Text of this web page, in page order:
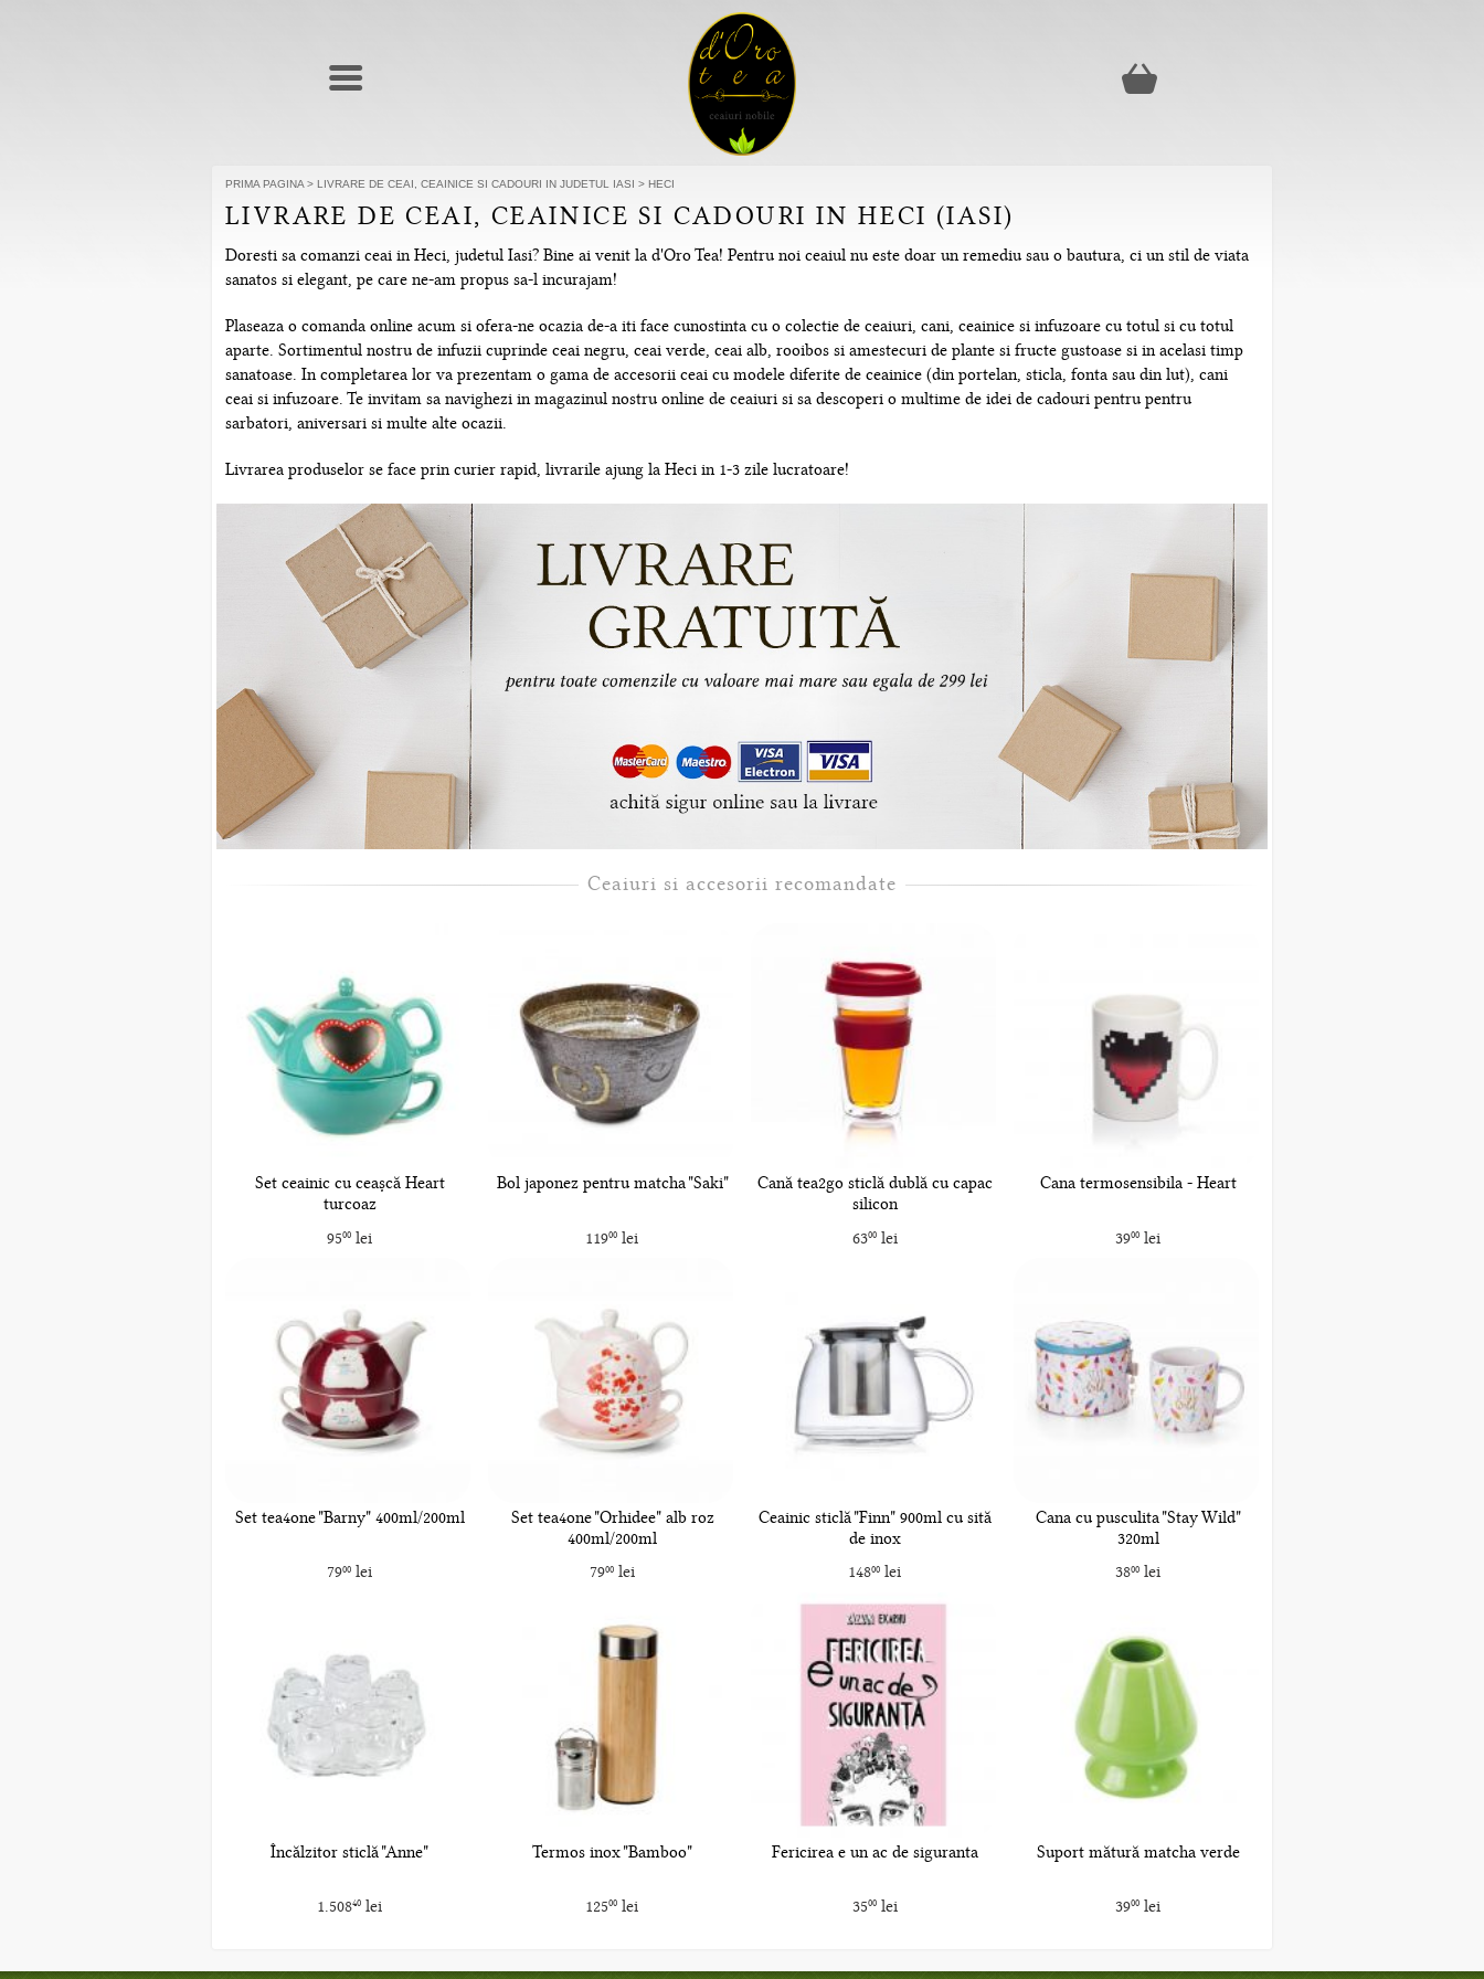
PRIMA PAGINA > LIVRARE DE CEAI, CEAINICE SI CADOURI IN JUDETUL IASI > HECI
LIVRARE DE CEAI, CEAINICE SI CADOURI IN HECI (IASI)
Doresti sa comanzi ceai in Heci, judetul Iasi? Bine ai venit la d'Oro Tea! Pentru noi ceaiul nu este doar un remediu sau o bautura, ci un stil de viata
sanatos si elegant, pe care ne-am propus sa-l incurajam!
Plaseaza o comanda online acum si ofera-ne ocazia de-a iti face cunostinta cu o colectie de ceaiuri, cani, ceainice si infuzoare cu totul si cu totul
aparte. Sortimentul nostru de infuzii cuprinde ceai negru, ceai verde, ceai alb, rooibos si amestecuri de plante si fructe gustoase si in acelasi timp
sanatoase. In completarea lor va prezentam o gama de accesorii ceai cu modele diferite de ceainice (din portelan, sticla, fonta sau din lut), cani
ceai si infuzoare. Te invitam sa navighezi in magazinul nostru online de ceaiuri si sa descoperi o multime de idei de cadouri pentru pentru
sarbatori, aniversari si multe alte ocazii.
Livrarea produselor se face prin curier rapid, livrarile ajung la Heci in 1-3 zile lucratoare!
Ceaiuri si accesorii recomandate
Set ceainic cu ceașcă Heart
turcoaz
9500lei
Bol japonez pentru matcha "Saki"
11900 lei
Cană tea2go sticlă dublă cu capac
silicon
6300lei
Cana termosensibila - Heart
3900lei
Set tea4one "Barny" 400ml/200ml
7900lei
Set tea4one "Orhidee" alb roz
400ml/200ml
7900lei
Ceainic sticlă "Finn" 900ml cu sită
de inox
14800 lei
Cana cu pusculita "Stay Wild"
320ml
3800lei
Încălzitor sticlă "Anne"
1.50840lei
Termos inox "Bamboo"
12500 lei
Fericirea e un ac de siguranta
3500lei
Suport mătură matcha verde
3900lei